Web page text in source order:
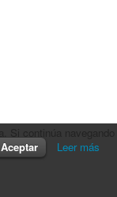
Aceptar Leer más